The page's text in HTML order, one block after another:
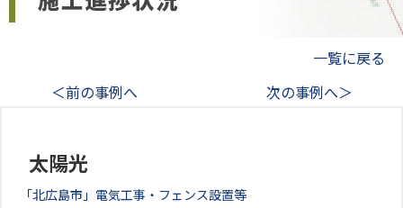
一覧に戻る
＜前の事例へ
次の事例へ＞
太陽光
「北広島市」電気工事・フェンス設置等